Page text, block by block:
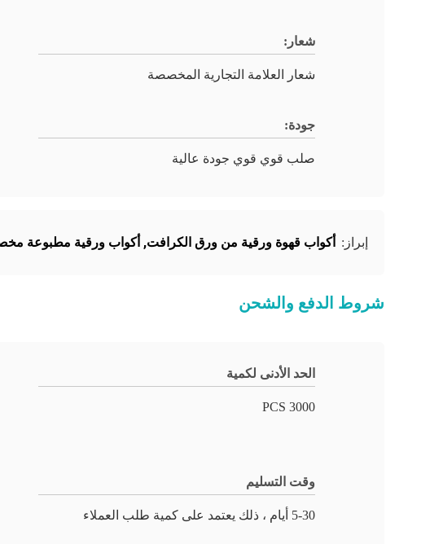
شعار:
شعار العلامة التجارية المخصصة
جودة:
صلب قوي قوي جودة عالية
إبراز: أكواب قهوة ورقية من ورق الكرافت, أكواب ورقية مطبوعة
شروط الدفع والشحن
الحد الأدنى لكمية
3000 PCS
وقت التسليم
5-30 أيام ، ذلك يعتمد على كمية طلب العملاء